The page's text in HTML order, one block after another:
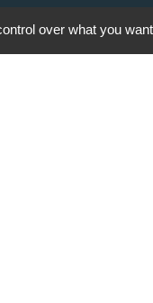
over what you